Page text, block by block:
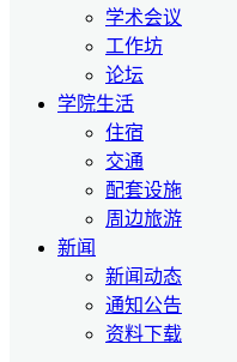
学术会议
工作坊
论坛
学院生活
住宿
交通
配套设施
周边旅游
新闻
新闻动态
通知公告
资料下载